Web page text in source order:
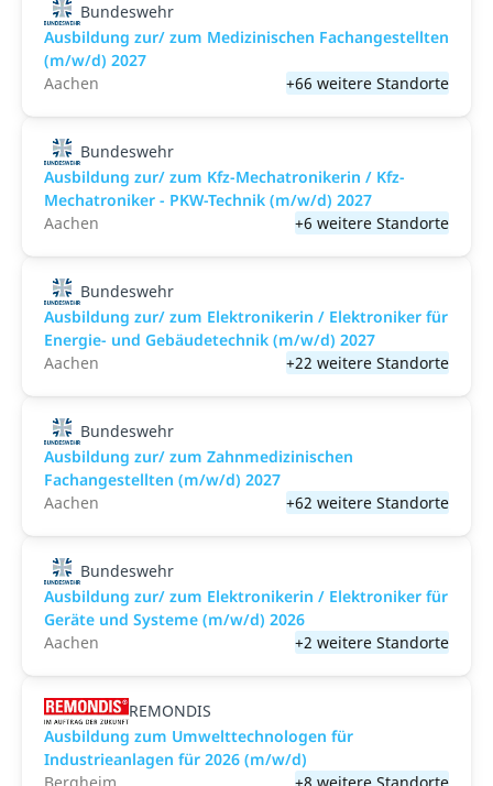
Bundeswehr
Ausbildung zur/ zum Medizinischen Fachangestellten
(m/w/d) 2027
Aachen
+66 weitere Standorte
Bundeswehr
Ausbildung zur/ zum Kfz-Mechatronikerin / Kfz-
Mechatroniker - PKW-Technik (m/w/d) 2027
Aachen
+6 weitere Standorte
Bundeswehr
Ausbildung zur/ zum Elektronikerin / Elektroniker für
Energie- und Gebäudetechnik (m/w/d) 2027
Aachen
+22 weitere Standorte
Bundeswehr
Ausbildung zur/ zum Zahnmedizinischen
Fachangestellten (m/w/d) 2027
Aachen
+62 weitere Standorte
Bundeswehr
Ausbildung zur/ zum Elektronikerin / Elektroniker für
Geräte und Systeme (m/w/d) 2026
Aachen
+2 weitere Standorte
REMONDIS
Ausbildung zum Umwelttechnologen für
Industrieanlagen für 2026 (m/w/d)